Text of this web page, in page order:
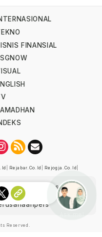
FINANSIAL
Rejabar.co.id Rejogja.co.id
Dewan Pers
K/XII/2022
Reserved.